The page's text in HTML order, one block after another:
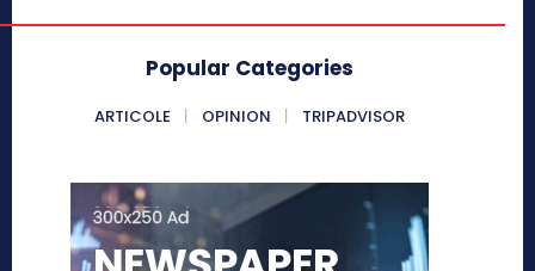
Popular Categories
ARTICOLE OPINION TRIPADVISOR